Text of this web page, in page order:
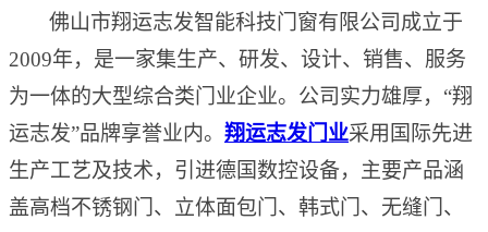
佛山市翔运志发智能科技门窗有限公司成立于
2009年，是一家集生产、研发、设计、 销售、服务
为一体的大型综合类门业企业。公司实力雄厚， “翔
运志发”品牌享誉业内。 翔运志发门业采用国际先进
生产工艺及技术，引进德国数控设备，主要产品涵
盖高档不锈钢门、立体面包门、韩式门、无缝门、